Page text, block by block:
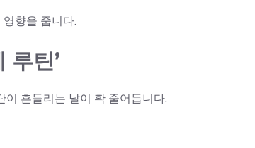
향을 줍니다.
루틴’
흔들리는 날이 확 줄어듭니다.